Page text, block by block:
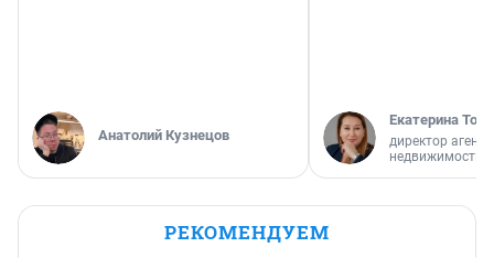
Анатолий Кузнецов
Екатерина
директор
недвижимости
РЕКОМЕНДУЕМ